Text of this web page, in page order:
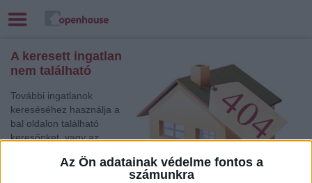
Az Ön adatainak védelme fontos a
számunkra
A keresett ingatlan
nem található
További ingatlanok
kereséséhez használja a
bal oldalon található
keresőnket, vagy az